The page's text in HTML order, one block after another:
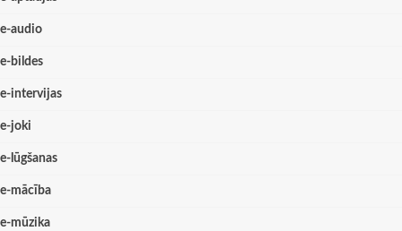
e-audio
e-bildes
e-intervijas
e-joki
e-lūgšanas
e-mācība
e-mūzika